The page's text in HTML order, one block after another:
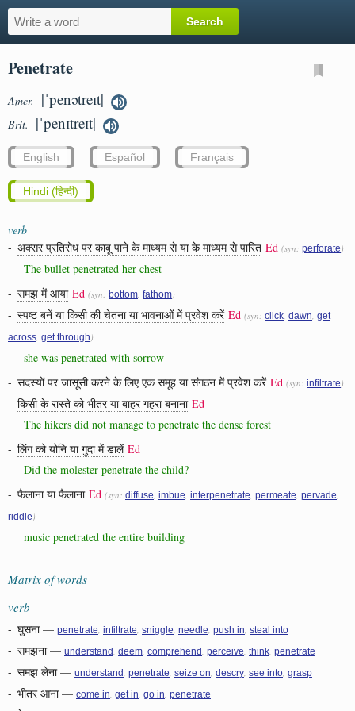
Penetrate
Amer. |ˈpenətreɪt|
Brit. |ˈpenɪtreɪt|
English Español Français
Hindi (हिन्दी)
verb
- अक्सर प्रतिरोध पर काबू पाने के माध्यम से या के माध्यम से पारित Ed (syn: perforate )
The bullet penetrated her chest
- समझ में आया Ed (syn: bottom fathom)
- स्पष्ट बनें या किसी की चेतना या भावनाओं में प्रवेश करें Ed (syn: click dawn get
across get through )
she was penetrated with sorrow
- सदस्यों पर जासूसी करने के लिए एक समूह या संगठन में प्रवेश करें Ed (syn: infiltrate )
- किसी के रास्ते को भीतर या बाहर गहरा बनाना Ed
The hikers did not manage to penetrate the dense forest
- लिंग को योनि या गुदा में डालें Ed
Did the molester penetrate the child?
- फैलाना या फैलाना Ed (syn: diffuse imbue interpenetrate permeate pervade
riddle )
music penetrated the entire building
Matrix of words
verb
- घुसना— penetrate infiltrate sniggle needle push in steal into
- समझना— understand deem comprehend perceive think penetrate
- समझ लेना— understand penetrate seize on descry see into grasp
- भीतर आना— come in get in go in penetrate